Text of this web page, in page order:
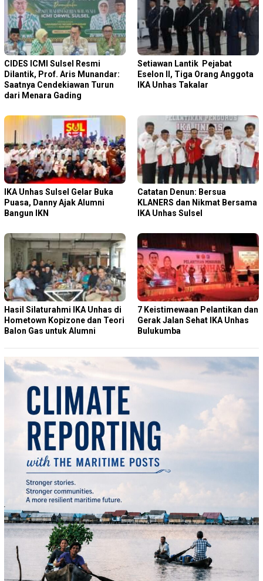
CIDES ICMI Sulsel Resmi
Dilantik, Prof. Aris Munandar:
Saatnya Cendekiawan Turun
dari Menara Gading
Setiawan Lantik Pejabat
Eselon II, Tiga Orang Anggota
IKA Unhas Takalar
IKA Unhas Sulsel Gelar Buka
Puasa, Danny Ajak Alumni
Bangun IKN
Catatan Denun: Bersua
KLANERS dan Nikmat Bersama
IKA Unhas Sulsel
Hasil Silaturahmi IKA Unhas di
Hometown Kopizone dan Teori
Balon Gas untuk Alumni
7 Keistimewaan Pelantikan dan
Gerak Jalan Sehat IKA Unhas
Bulukumba